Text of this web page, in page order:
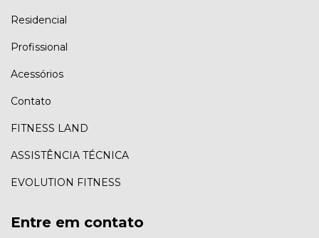
Residencial
Profissional
Acessórios
Contato
FITNESS LAND
ASSISTÊNCIA TÉCNICA
EVOLUTION FITNESS
Entre em contato